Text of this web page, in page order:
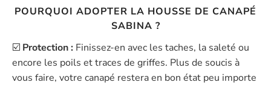
POURQUOI ADOPTER LA HOUSSE DE CANAPÉ
SABINA ?
☑️ Protection : Finissez-en avec les taches, la saleté ou
encore les poils et traces de griffes. Plus de soucis à
vous faire, votre canapé restera en bon état peu importe